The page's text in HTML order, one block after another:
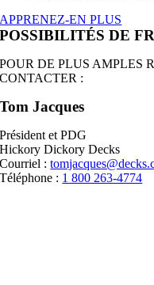
APPRENEZ-EN PLUS
POSSIBILITÉS DE
POUR DE PLUS AMPLES
CONTACTER :
Tom Jacques
Président et PDG
Hickory Dickory Decks
Courriel :
Téléphone : 1 800 263-4774